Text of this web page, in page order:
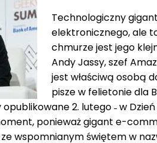
Technologiczny
elektronicznego, ale
chmurze jest jego
Andy Jassy, ​​szef
jest właściwą osobą
pisze w felietonie dla
2. lutego ˗ w
ponieważ gigant e-
wspomnianym świętem w